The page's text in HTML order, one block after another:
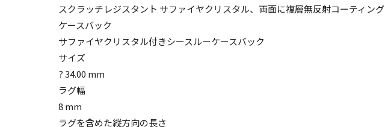
スクラッチレジスタント サファイヤクリスタル、両面に複層無反射コーティング
ケースバック
サファイヤクリスタル付きシースルーケースバック
サイズ
? 34.00 mm
ラグ幅
8 mm
ラグを含めた縦方向の長さ